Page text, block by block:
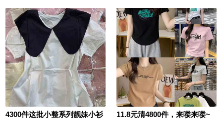
4300件这批小整系列靓妹小衫
11.8元清4800件，来喽来喽~